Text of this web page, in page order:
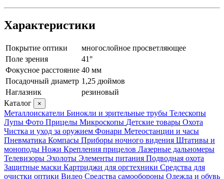
Характеристики
Покрытие оптики
многослойное просветляющее
Поле зрения
41°
Фокусное расстояние 40 мм
Посадочный диаметр 1,25 дюймов
Наглазник
резиновый
Каталог
×
Металлоискатели Бинокли и зрительные трубы Телескопы
Лупы Фото Прицелы Микроскопы Детские товары Охота
Чистка и уход за оружием Фонари Метеостанции и часы
Пневматика Компасы Приборы ночного видения Штативы и
моноподы Ножи Крепления прицелов Лазерные дальномеры
Телевизоры Эхолоты Элементы питания Подводная охота
Защитные маски Картриджи для оргтехники Средства для
очистки оптики Видео Средства самообороны Одежда и обувь